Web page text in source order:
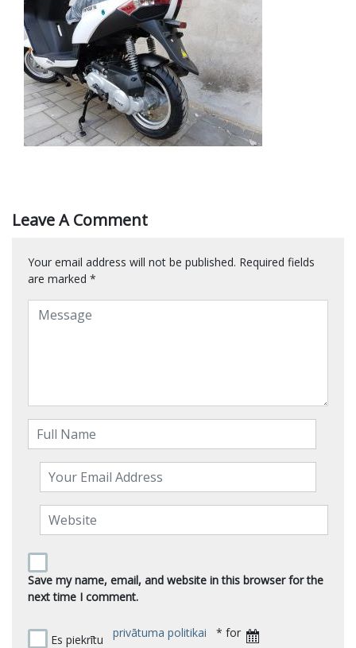
Leave A Comment
Your email address will not be published. Required fields
are marked *
Save my name, email, and website in this browser for the
next time I comment.
Es piekrītu privātuma politikai * for